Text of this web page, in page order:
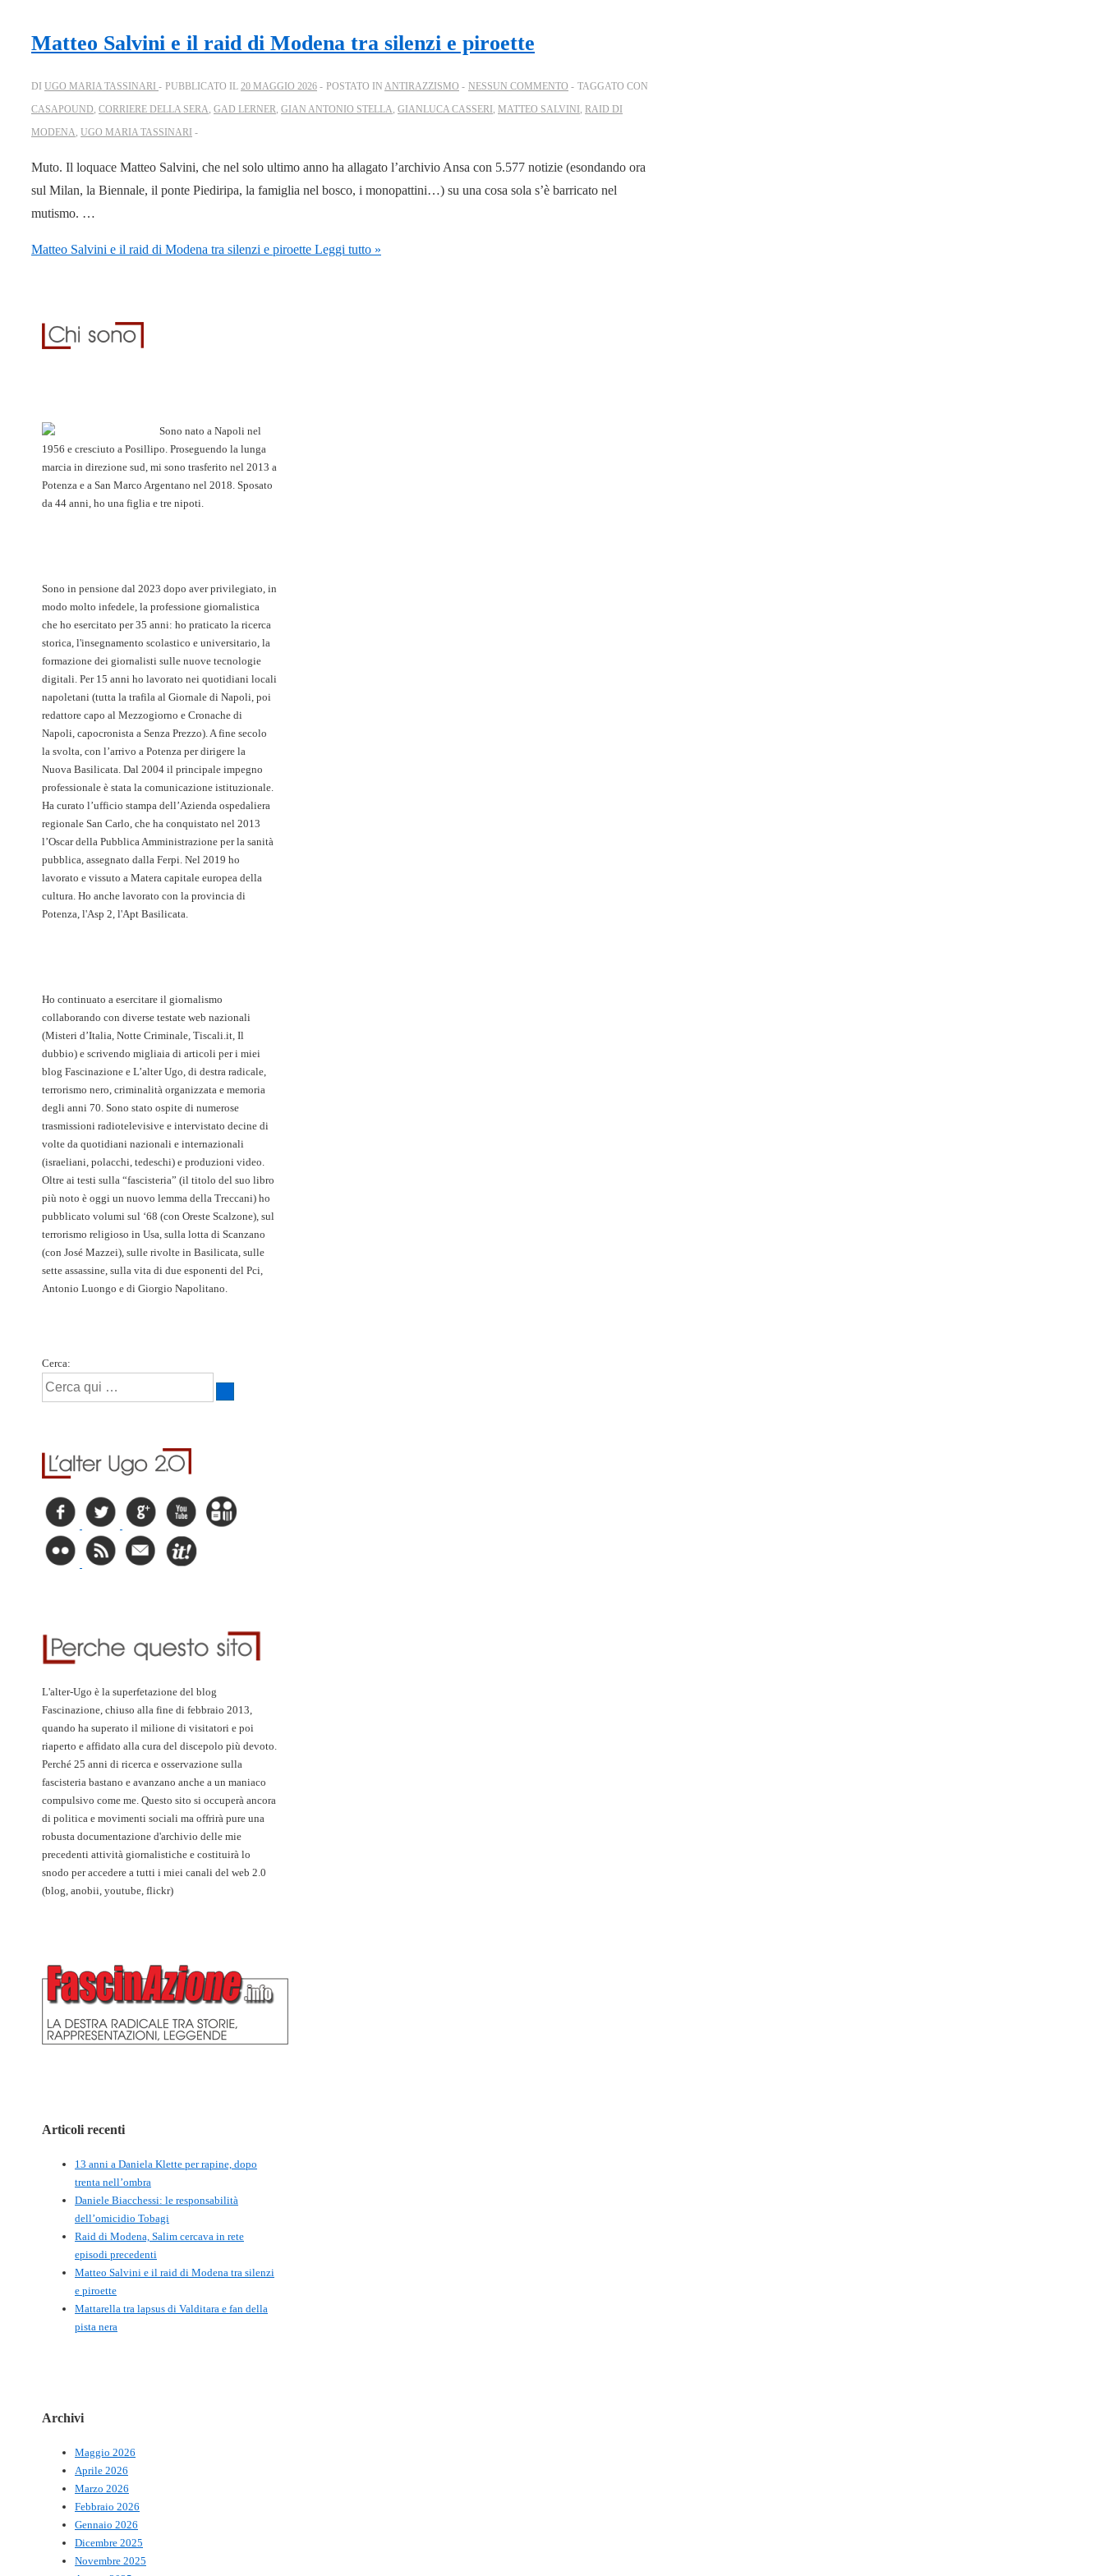
Matteo Salvini e il raid di Modena tra silenzi e piroette
DI UGO MARIA TASSINARI PUBBLICATO IL 20 MAGGIO 2026 POSTATO IN ANTIRAZZISMO NESSUN COMMENTO
TAGGATO CON
CASAPOUND, CORRIERE DELLA SERA, GAD LERNER, GIAN ANTONIO STELLA, GIANLUCA CASSERI , MATTEO SALVINI , RAID DI
MODENA, UGO MARIA TASSINARI
Muto. Il loquace Matteo Salvini, che nel solo ultimo anno ha allagato l’archivio Ansa con 5.577 notizie (esondando ora
sul Milan, la Biennale, il ponte Piediripa, la famiglia nel bosco, i monopattini…) su una cosa sola s’è barricato nel
mutismo. …
Matteo Salvini e il raid di Modena tra silenzi e piroette Leggi tutto »
Sono nato a Napoli nel
1956 e cresciuto a Posillipo. Proseguendo la lunga
marcia in direzione sud, mi sono trasferito nel 2013 a
Potenza e a San Marco Argentano nel 2018. Sposato
da 44 anni, ho una figlia e tre nipoti.
Sono in pensione dal 2023 dopo aver privilegiato, in
modo molto infedele, la professione giornalistica
che ho esercitato per 35 anni: ho praticato la ricerca
storica, l'insegnamento scolastico e universitario, la
formazione dei giornalisti sulle nuove tecnologie
digitali. Per 15 anni ho lavorato nei quotidiani locali
napoletani (tutta la trafila al Giornale di Napoli, poi
redattore capo al Mezzogiorno e Cronache di
Napoli, capocronista a Senza Prezzo). A fine secolo
la svolta, con l’arrivo a Potenza per dirigere la
Nuova Basilicata. Dal 2004 il principale impegno
professionale è stata la comunicazione istituzionale.
Ha curato l’ufficio stampa dell’Azienda ospedaliera
regionale San Carlo, che ha conquistato nel 2013
l’Oscar della Pubblica Amministrazione per la sanità
pubblica, assegnato dalla Ferpi. Nel 2019 ho
lavorato e vissuto a Matera capitale europea della
cultura. Ho anche lavorato con la provincia di
Potenza, l'Asp 2, l'Apt Basilicata.
Ho continuato a esercitare il giornalismo
collaborando con diverse testate web nazionali
(Misteri d’Italia, Notte Criminale, Tiscali.it, Il
dubbio) e scrivendo migliaia di articoli per i miei
blog Fascinazione e L’alter Ugo, di destra radicale,
terrorismo nero, criminalità organizzata e memoria
degli anni 70. Sono stato ospite di numerose
trasmissioni radiotelevisive e intervistato decine di
volte da quotidiani nazionali e internazionali
(israeliani, polacchi, tedeschi) e produzioni video.
Oltre ai testi sulla “fascisteria” (il titolo del suo libro
più noto è oggi un nuovo lemma della Treccani) ho
pubblicato volumi sul ‘68 (con Oreste Scalzone), sul
terrorismo religioso in Usa, sulla lotta di Scanzano
(con José Mazzei), sulle rivolte in Basilicata, sulle
sette assassine, sulla vita di due esponenti del Pci,
Antonio Luongo e di Giorgio Napolitano.
Cerca:
L'alter-Ugo è la superfetazione del blog
Fascinazione, chiuso alla fine di febbraio 2013,
quando ha superato il milione di visitatori e poi
riaperto e affidato alla cura del discepolo più devoto.
Perché 25 anni di ricerca e osservazione sulla
fascisteria bastano e avanzano anche a un maniaco
compulsivo come me. Questo sito si occuperà ancora
di politica e movimenti sociali ma offrirà pure una
robusta documentazione d'archivio delle mie
precedenti attività giornalistiche e costituirà lo
snodo per accedere a tutti i miei canali del web 2.0
(blog, anobii, youtube, flickr)
Articoli recenti
13 anni a Daniela Klette per rapine, dopo
trenta nell’ombra
Daniele Biacchessi: le responsabilità
dell’omicidio Tobagi
Raid di Modena, Salim cercava in rete
episodi precedenti
Matteo Salvini e il raid di Modena tra silenzi
e piroette
Mattarella tra lapsus di Valditara e fan della
pista nera
Archivi
Maggio 2026
Aprile 2026
Marzo 2026
Febbraio 2026
Gennaio 2026
Dicembre 2025
Novembre 2025